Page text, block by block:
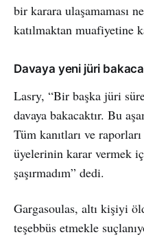
bir karara ulaşamaması
katılmaktan muafiyetine
Davaya yeni jüri
Lasry, “Bir başka jüri
davaya bakacaktır. Bu
Tüm kanıtları ve
üyelerinin karar vermek
şaşırmadım” dedi.
Gargasoulas, altı kişiyi
teşebbüs etmekle